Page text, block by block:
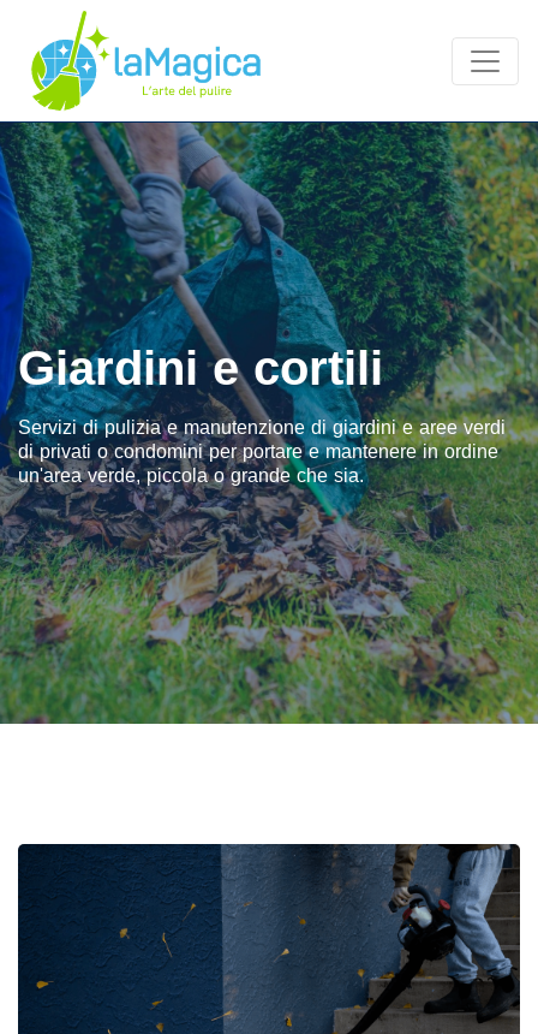
Giardini e cortili
Servizi di pulizia e manutenzione di giardini e aree verdi
di privati o condomini per portare e mantenere in ordine
un'area verde, piccola o grande che sia.